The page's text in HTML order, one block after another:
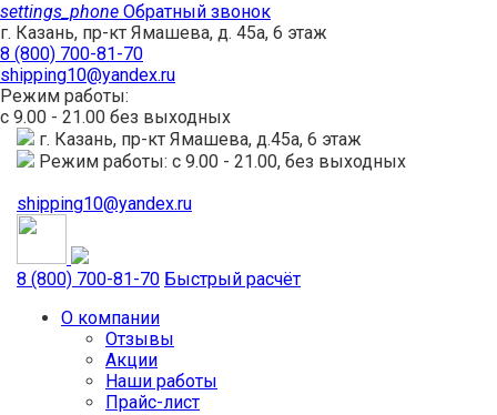
settings_phone Обратный звонок
г. Казань, пр-кт Ямашева, д. 45а, 6 этаж
8 (800) 700-81-70
shipping10@yandex.ru
Режим работы:
с 9.00 - 21.00 без выходных
г. Казань, пр-кт Ямашева, д.45а, 6 этаж
Режим работы: с 9.00 - 21.00, без выходных
shipping10@yandex.ru
8 (800) 700-81-70 Быстрый расчёт
О компании
Отзывы
Акции
Наши работы
Прайс-лист